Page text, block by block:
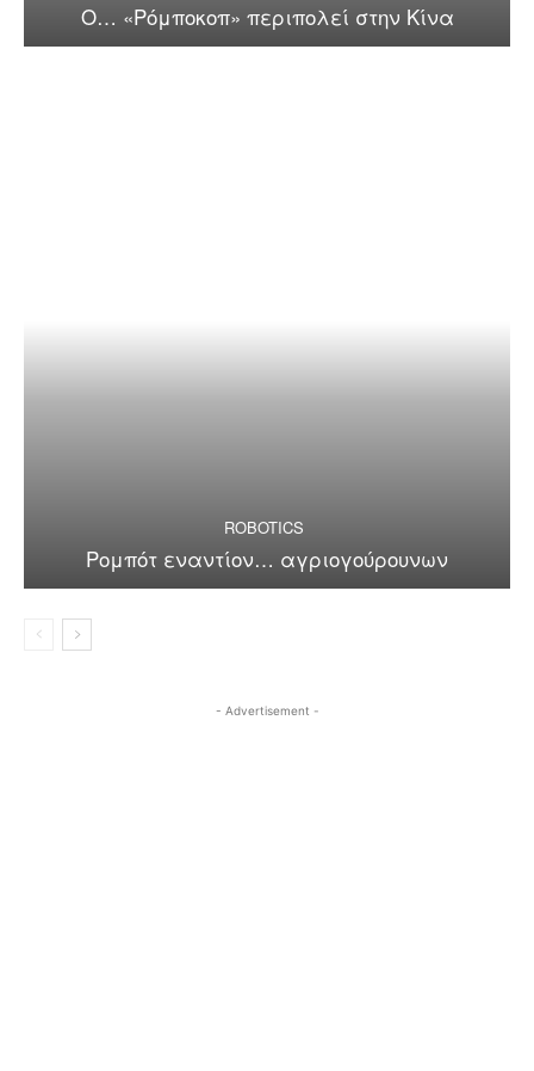
Ο… «Ρόμποκοπ» περιπολεί στην Κίνα
ROBOTICS
Ρομπότ εναντίον… αγριογούρουνων
- Advertisement -